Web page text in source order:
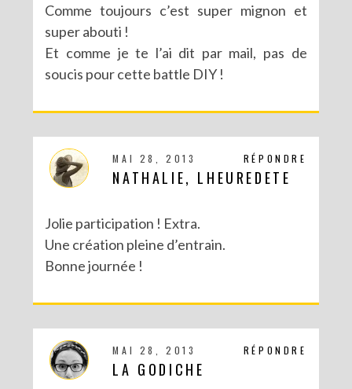
DIY : MA VALISETTE CITRON
Comme toujours c’est super mignon et
super abouti !
Et comme je te l’ai dit par mail, pas de
soucis pour cette battle DIY !
RÉPONDRE
MAI 28, 2013
NATHALIE, LHEUREDETE
Jolie participation ! Extra.
Une création pleine d’entrain.
Bonne journée !
RÉPONDRE
MAI 28, 2013
LA GODICHE